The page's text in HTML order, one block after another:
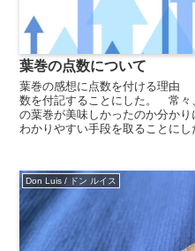
葉巻の点数について
葉巻の感想に点数を付ける理由
数を付記することにした。 常々
の葉巻が美味しかったのか分か
わかりやすい手段を取ることに
Don Luis / ドン ルイス